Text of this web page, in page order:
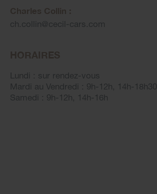
ch.collin@ cecil-cars.com
Lundi : sur rendez-vous
Mardi au Vendredi : 9h-12h, 14h-18h30
Samedi : 9h-12h, 14h-16h